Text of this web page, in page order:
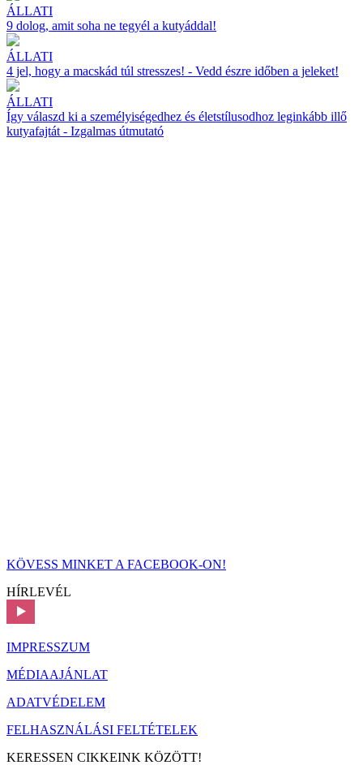
ÁLLATI
9 dolog, amit soha ne tegyél a kutyáddal!
ÁLLATI
4 jel, hogy a macskád túl stresszes! - Vedd észre időben a jeleket!
ÁLLATI
Így válaszd ki a személyiségedhez és életstílusodhoz leginkább illő
kutyafajtát - Izgalmas útmutató
KÖVESS MINKET A FACEBOOK-ON!
HÍRLEVÉL
IMPRESSZUM
MÉDIAAJÁNLAT
ADATVÉDELEM
FELHASZNÁLÁSI FELTÉTELEK
KERESSEN CIKKEINK KÖZÖTT!